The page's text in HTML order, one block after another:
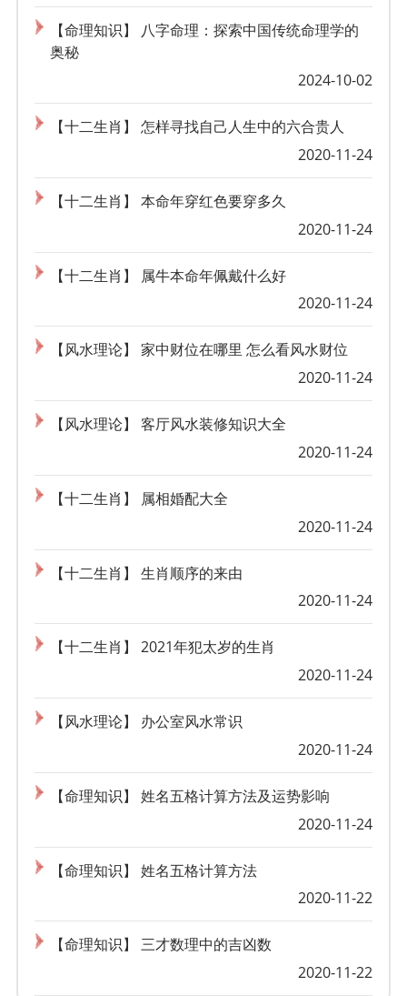
【命理知识】 八字命理：探索中国传统命理学的
奥秘
2024-10-02
【十二生肖】 怎样寻找自己人生中的六合贵人
2020-11-24
【十二生肖】 本命年穿红色要穿多久
2020-11-24
【十二生肖】 属牛本命年佩戴什么好
2020-11-24
【风水理论】 家中财位在哪里 怎么看风水财位
2020-11-24
【风水理论】 客厅风水装修知识大全
2020-11-24
【十二生肖】 属相婚配大全
2020-11-24
【十二生肖】 生肖顺序的来由
2020-11-24
【十二生肖】 2021年犯太岁的生肖
2020-11-24
【风水理论】 办公室风水常识
2020-11-24
【命理知识】 姓名五格计算方法及运势影响
2020-11-24
【命理知识】 姓名五格计算方法
2020-11-22
【命理知识】 三才数理中的吉凶数
2020-11-22